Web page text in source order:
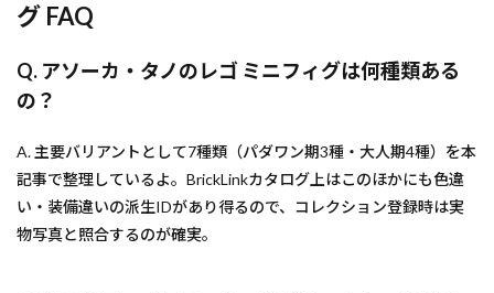
グ FAQ
Q. アソーカ・タノのレゴ ミニフィグは何種類ある
の？
A. 主要バリアントとして7種類（パダワン期3種・大人期4種）を本
記事で整理しているよ。BrickLinkカタログ上はこのほかにも色違
い・装備違いの派生IDがあり得るので、コレクション登録時は実
物写真と照合するのが確実。